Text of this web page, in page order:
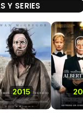
Y SERIES
2015
5,3